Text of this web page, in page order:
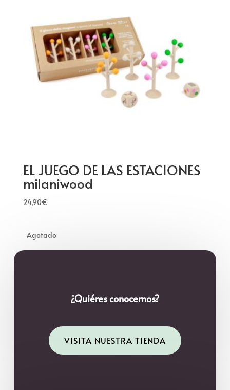
EL JUEGO DE LAS ESTACIONES
milaniwood
24,90€
¿Quiéres conocernos?
VISITA NUESTRA TIENDA